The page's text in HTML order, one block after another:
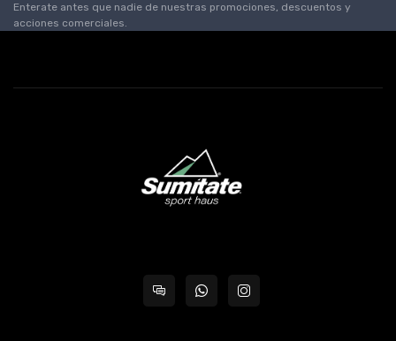
Enterate antes que nadie de nuestras promociones, descuentos y
acciones comerciales.